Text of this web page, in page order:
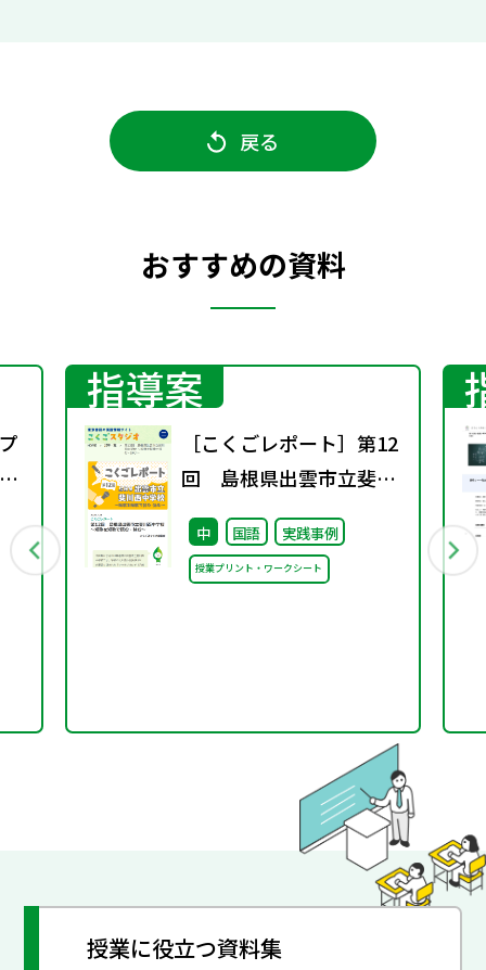
戻る
おすすめの資料
指導案
［こくごレポート］第12
回 島根県出雲市立斐川
西中学校 ～短歌を短歌で
読む・詠む～
中 国語 実践事例
授業プリント・ワークシート
授業に役立つ資料集